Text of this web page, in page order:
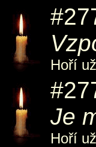
Hoří
Je
Hoří